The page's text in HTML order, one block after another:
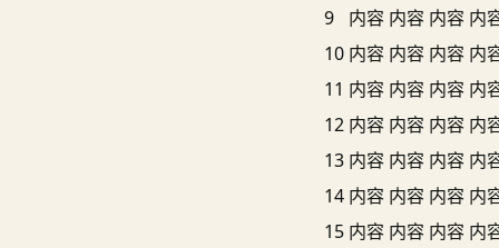
9
内容 内容 内容 内
10 内容 内容 内容 内
11 内容 内容 内容 内
12 内容 内容 内容 内
13 内容 内容 内容 内
14 内容 内容 内容 内
15 内容 内容 内容 内